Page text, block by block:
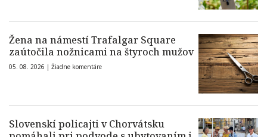
Žena na námestí Trafalgar Square
zaútočila nožnicami na štyroch mužov
05. 08. 2026 | Žiadne komentáre
Slovenskí policajti v Chorvátsku